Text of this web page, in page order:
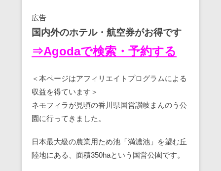
広告
国内外のホテル・航空券がお得です
⇒Agodaで検索・予約する
＜本ページはアフィリエイトプログラムによる
収益を得ています＞
ネモフィラが見頃の香川県国営讃岐まんのう公
園に行ってきました。
日本最大級の農業用ため池「満濃池」を望む丘
陸地にある、面積350haという国営公園です。